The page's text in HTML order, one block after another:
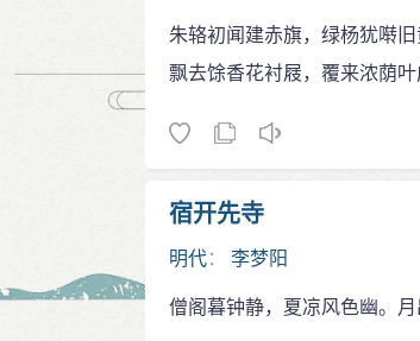
朱辂初闻建赤旗，绿杨犹啭
飘去馀香花衬屐，覆来浓荫
宿开先寺
明代： 李梦阳
僧阁暮钟静，夏凉风色幽。月